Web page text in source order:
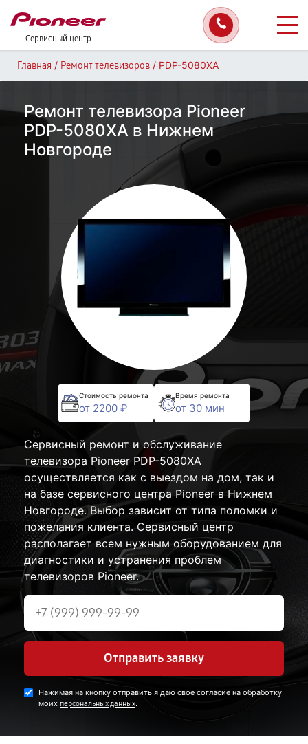
Сервисный центр
Главная / Ремонт телевизоров / PDP-5080XA
Ремонт телевизора Pioneer
PDP-5080XA в Нижнем
Новгороде
Стоимость ремонта
от 2200 ₽
Время ремонта
от 30 мин
Сервисный ремонт и обслуживание
телевизора Pioneer PDP-5080XA
осуществляется как с выездом на дом, так и
на базе сервисного центра Pioneer в Нижнем
Новгороде. Выбор зависит от типа поломки и
пожелания клиента. Сервисный центр
располагает всем нужным оборудованием для
диагностики и устранения проблем
телевизоров Pioneer.
Отправить заявку
Нажимая на кнопку отправить я даю свое согласие на обработку
моих персональных данных.